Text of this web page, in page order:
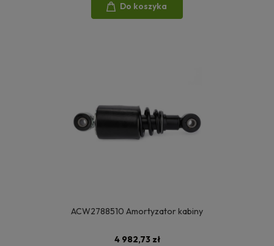
Do koszyka
ACW2788510 Amortyzator kabiny
4 982,73 zł